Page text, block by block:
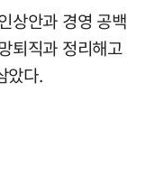
상안과 경영 공백
퇴직과 정리해고
았다.